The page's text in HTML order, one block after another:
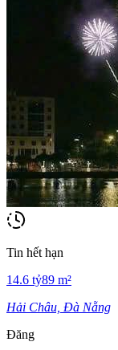
Tin hết hạn
14.6 tỷ89 m²
Hải Châu, Đà Nẵng
Đăng